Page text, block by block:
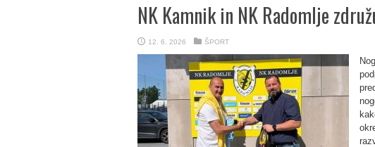
NK Kamnik in NK Radomlje
12. 6. 2026 ŠPORT